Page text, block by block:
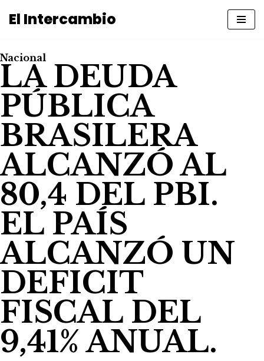
contenido
El Intercambio
Nacional
LA DEUDA
PÚBLICA
BRASILERA
ALCANZÓ AL
80,4 DEL PBI.
EL PAÍS
ALCANZÓ UN
DEFICIT
FISCAL DEL
9,41% ANUAL.